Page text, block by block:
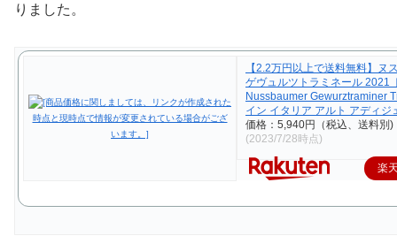
りました。
【2.2万円以上で送料無料】ヌ
ゲヴュルツトラミネール 2021
Nussbaumer Gewurztraminer
イン イタリア アルト アディジ
価格：5,940円（税込、送料別)
(2023/7/28時点)
楽